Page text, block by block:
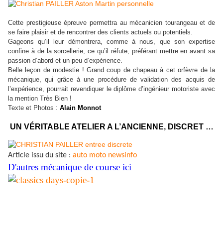
Cette prestigieuse épreuve permettra au mécanicien tourangeau et de
se faire plaisir et de rencontrer des clients actuels ou potentiels.
Gageons qu’il leur démontrera, comme à nous, que son expertise
confine à de la sorcellerie, ce qu’il réfute, préférant mettre en avant sa
passion d’abord et un peu d’expérience.
Belle leçon de modestie ! Grand coup de chapeau à cet orfèvre de la
mécanique, qui grâce à une procédure de validation des acquis de
l’expérience, pourrait revendiquer le diplôme d’ingénieur motoriste avec
la mention Très Bien !
Texte et Photos : Alain Monnot
UN VÉRITABLE ATELIER A L’ANCIENNE, DISCRET …
Article issu du site : auto moto newsinfo
D'autres mécanique de course ici